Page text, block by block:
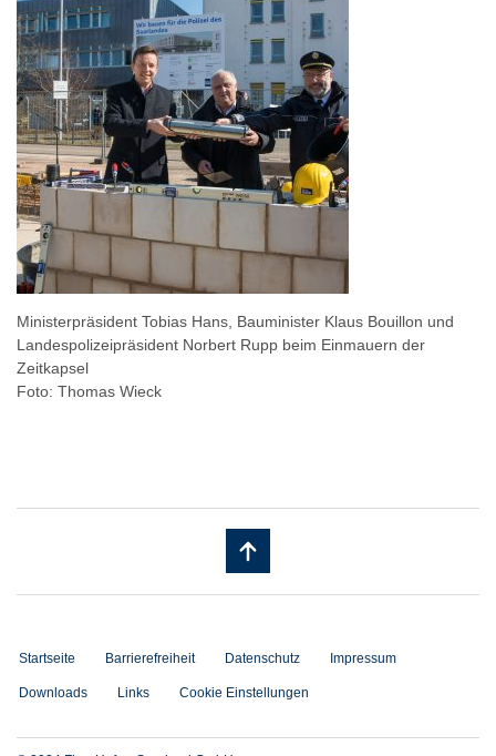
Ministerpräsident Tobias Hans, Bauminister Klaus Bouillon und
Landespolizeipräsident Norbert Rupp beim Einmauern der
Zeitkapsel
Foto: Thomas Wieck
Startseite Barrierefreiheit Datenschutz Impressum
Downloads Links Cookie Einstellungen